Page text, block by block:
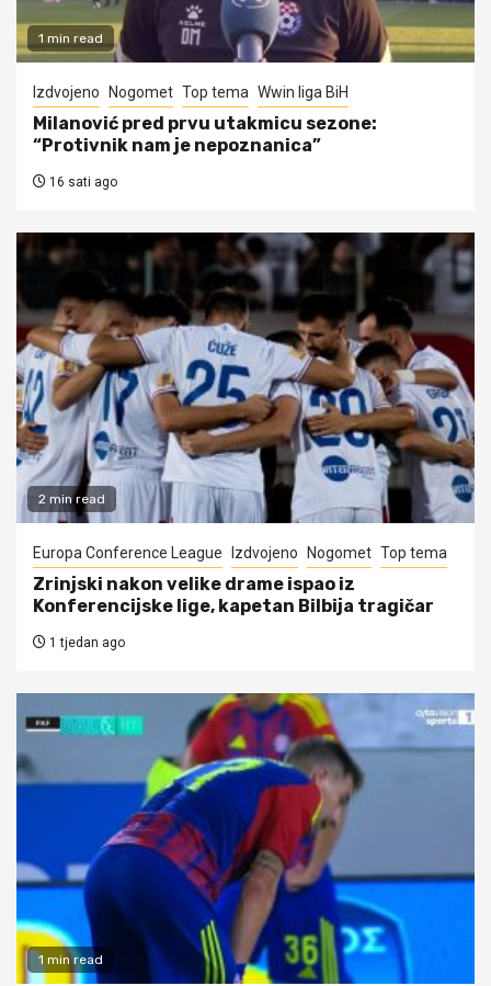
1 min read
Izdvojeno Nogomet Top tema Wwin liga BiH
Milanović pred prvu utakmicu sezone:
“Protivnik nam je nepoznanica”
16 sati ago
2 min read
Europa Conference League Izdvojeno Nogomet Top tema
Zrinjski nakon velike drame ispao iz
Konferencijske lige, kapetan Bilbija tragičar
1 tjedan ago
1 min read